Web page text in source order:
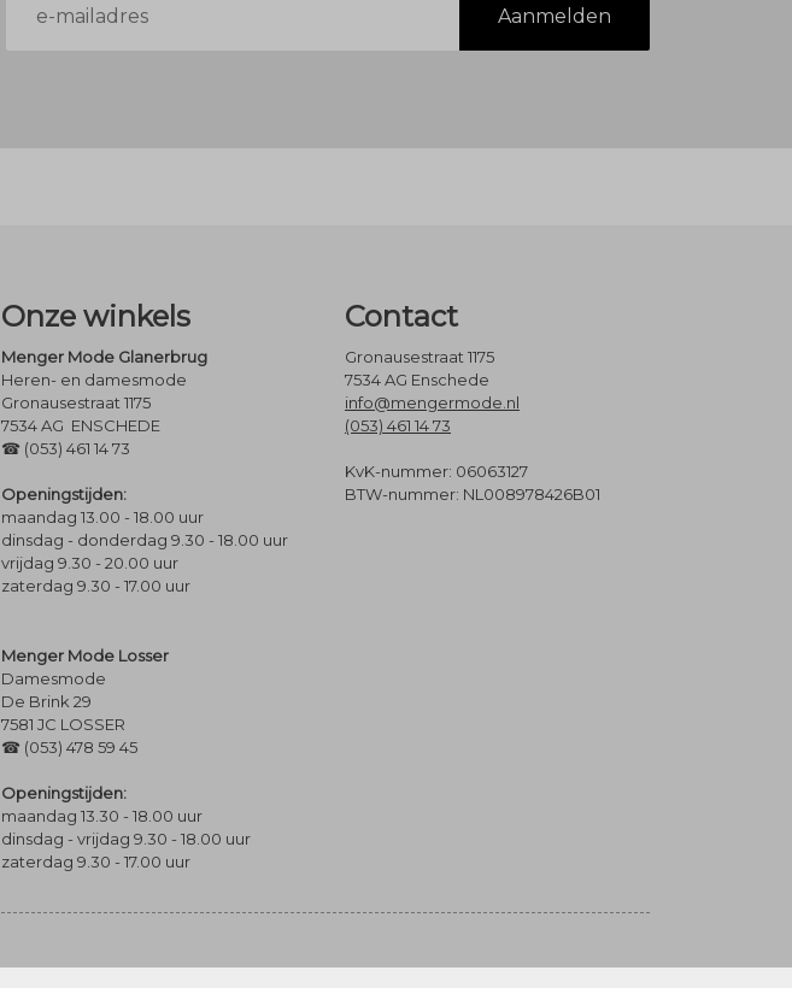
mailadres
Aanmelden
Onze winkels
Menger Mode Glanerbrug
Heren- en damesmode
Gronausestraat 1175
7534 AG ENSCHEDE
☎ (053) 461 14 73
Openingstijden:
maandag 13.00 - 18.00 uur
dinsdag - donderdag 9.30 - 18.00 uur
vrijdag 9.30 - 20.00 uur
zaterdag 9.30 - 17.00 uur
Menger Mode Losser
Damesmode
De Brink 29
7581 JC LOSSER
☎ (053) 478 59 45
Openingstijden:
maandag 13.30 - 18.00 uur
dinsdag - vrijdag 9.30 - 18.00 uur
zaterdag 9.30 - 17.00 uur
Contact
Gronausestraat 1175
7534 AG Enschede
info@mengermode.nl
(053) 461 14 73
KvK-nummer: 06063127
BTW-nummer: NL008978426B01